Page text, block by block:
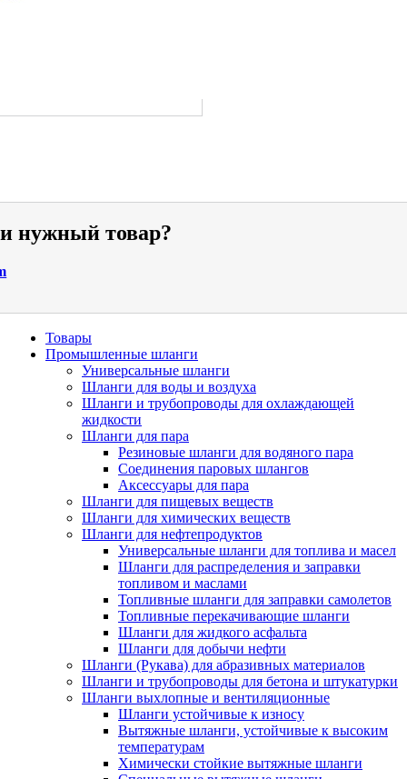
нужный товар?
Товары
Промышленные шланги
Универсальные шланги
Шланги для воды и воздуха
Шланги и трубопроводы для охлаждающей
жидкости
Шланги для пара
Резиновые шланги для водяного пара
Cоединения паровых шлангов
Аксессуары для пара
Шланги для пищевых веществ
Шланги для химических веществ
Шланги для нефтепродуктов
Универсальные шланги для топлива и масел
Шланги для распределения и заправки
топливом и маслами
Топливные шланги для заправки самолетов
Топливные перекачивающие шланги
Шланги для жидкого асфальта
Шланги для добычи нефти
Шланги (Рукава) для абразивных материалов
Шланги и трубопроводы для бетона и штукатурки
Шланги выхлопные и вентиляционные
Шланги устойчивые к износу
Вытяжные шланги, устойчивые к высоким
температурам
Химически стойкие вытяжные шланги